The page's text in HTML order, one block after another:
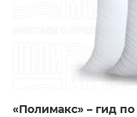
«Полимакс» – гид